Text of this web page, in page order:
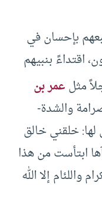
بإحسان في
اقتداءً بنبيهم
مثلعمر بن
والشدة-
لها: خلقني خالق
ابتأست من هذا
واللئام إلا الله